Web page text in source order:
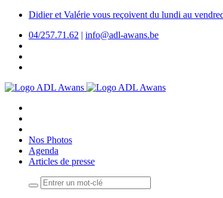
Didier et Valérie vous reçoivent du lundi au
04/257.71.62 | info@adl-awans.be
Nos Photos
Agenda
Articles de presse